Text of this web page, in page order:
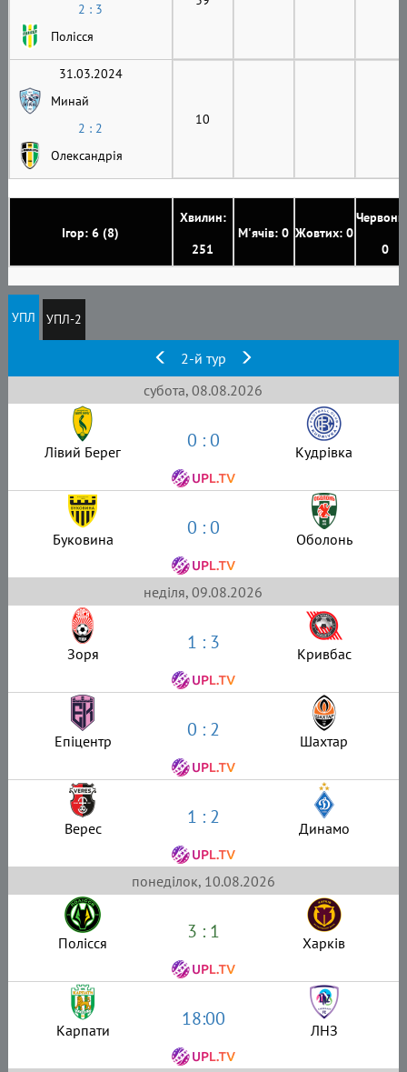
Ігор: 6 (8)
Хвилин:
251
М'ячів: 0 Жовтих: 0
0
2 : 3
Полісся
31.03.2024
Минай
2 : 2
Олександрія
10
УПЛ УПЛ-2
2-й тур
субота, 08.08.2026
Лівий Берег 0 : 0 Кудрівка
Буковина 0 : 0 Оболонь
неділя, 09.08.2026
Зоря 1 : 3 Кривбас
Епіцентр 0 : 2 Шахтар
Верес 1 : 2 Динамо
понеділок, 10.08.2026
Полісся 3 : 1 Харків
Карпати 18:00 ЛНЗ